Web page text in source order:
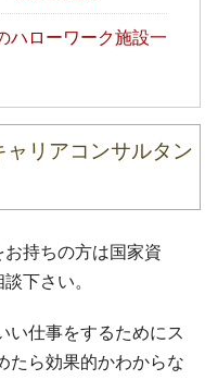
ハローワーク施設一
リアコンサルタン
持ちの方は国家資
下さい。
仕事をするためにス
たら効果的かわからな